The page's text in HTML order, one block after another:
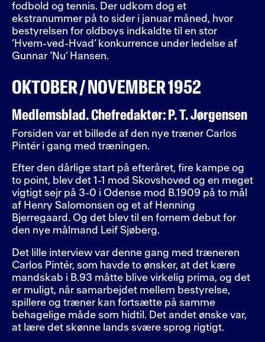
fodbold og tennis. Der udkom dog et
ekstranummer på to sider i januar måned, hvor
bestyrelsen for oldboys indkaldte til en stor
’Hvem-ved-Hvad’ konkurrence under ledelse af
Gunnar ’Nu’ Hansen.
OKTOBER / NOVEMBER 1952
Medlemsblad. Chefredaktør: P. T. Jørgensen
Forsiden var et billede af den nye træner Carlos
Pintér i gang med træningen.
Efter den dårlige start på efteråret, fire kampe og
to point, blev det 1-1 mod Skovshoved og en meget
vigtigt sejr på 3-0 i Odense mod B.1909 på to mål
af Henry Salomonsen og et af Henning
Bjerregaard. Og det blev til en fornem debut for
den nye målmand Leif Sjøberg.
Det lille interview var denne gang med træneren
Carlos Pintér, som havde to ønsker, at det kære
mandskab i B.93 måtte blive virkelig prima, og det
er muligt, når samarbejdet mellem bestyrelse,
spillere og træner kan fortsætte på samme
behagelige måde som hidtil. Det andet ønske var,
at lære det skønne lands svære sprog rigtigt.